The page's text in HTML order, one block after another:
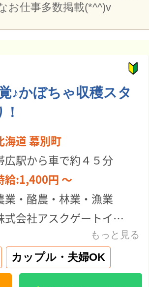
お仕事多数掲載(*^^)v
♪かぼちゃ収穫スタ
海道 幕別町
広駅から車で約４５分
給:1,400円 ～
業・酪農・林業・漁業
式会社アスクゲートイースト
もっと見る
カップル・夫婦OK